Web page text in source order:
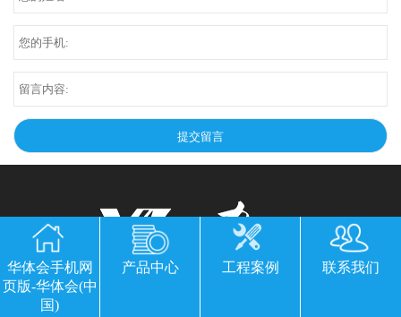
华体会手机网页版-华体会(中国)
华体会手机网
页版-华体会(中
国)
产品中心 工程案例 联系我们